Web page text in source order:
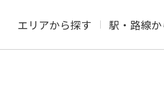
エリアから探す 駅・路線